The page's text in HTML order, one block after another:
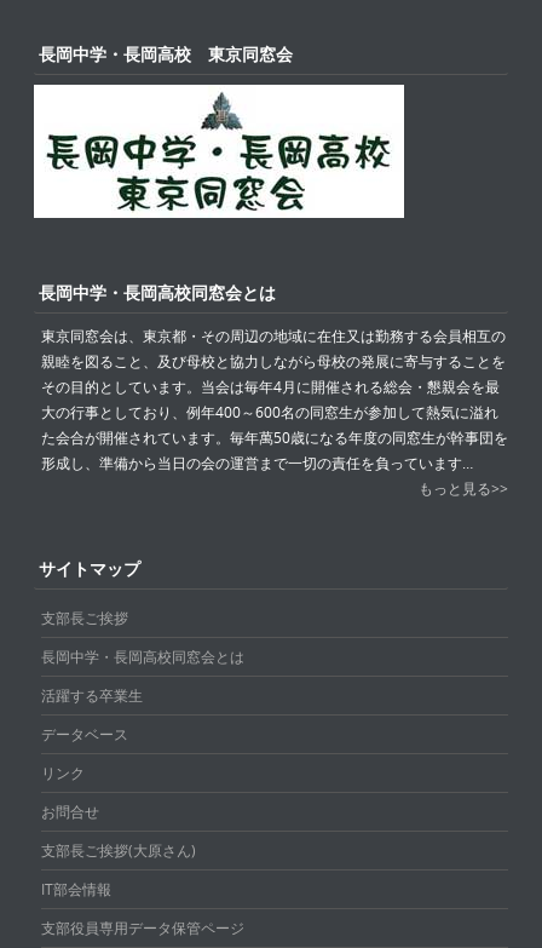
長岡中学・長岡高校 東京同窓会
長岡中学・長岡高校同窓会とは
東京同窓会は、東京都・その周辺の地域に在住又は勤務する会員相互の
親睦を図ること、及び母校と協力しながら母校の発展に寄与することを
その目的としています。当会は毎年4月に開催される総会・懇親会を最
大の行事としており、例年400～600名の同窓生が参加して熱気に溢れ
た会合が開催されています。毎年萬50歳になる年度の同窓生が幹事団を
形成し、準備から当日の会の運営まで一切の責任を負っています…
もっと見る>>
サイトマップ
支部長ご挨拶
長岡中学・長岡高校同窓会とは
活躍する卒業生
データベース
リンク
お問合せ
支部長ご挨拶(大原さん)
IT部会情報
支部役員専用データ保管ページ